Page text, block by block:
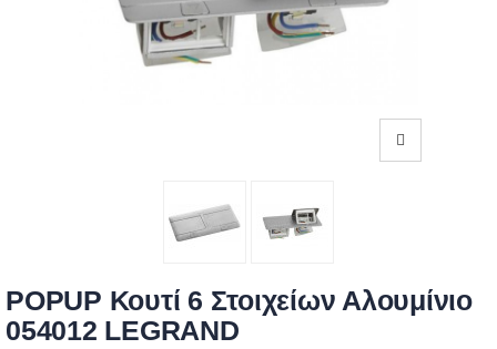
POPUP Κουτί 6 Στοιχείων Αλουμίνιο
054012 LEGRAND